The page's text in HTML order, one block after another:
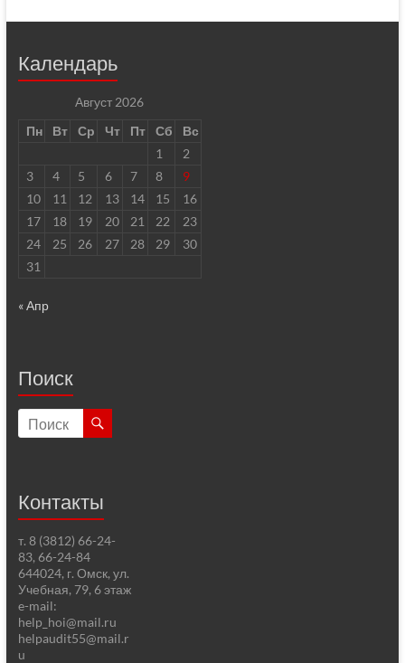
Календарь
Август 2026
Пн
Вт Ср Чт Пт Сб
Вс
1
2
3
4 5 6 7 8
9
10
11 12 13 14 15
16
17
18 19 20 21 22
23
24
25 26 27 28 29
30
31
« Апр
Поиск
Контакты
т. 8 (3812) 66-24-
83, 66-24-84
644024, г. Омск, ул.
Учебная, 79, 6 этаж
e-mail:
help_hoi@mail.ru
helpaudit55@mail.r
u